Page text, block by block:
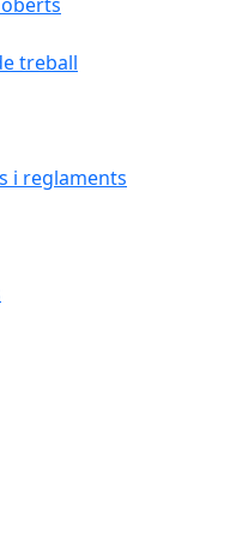
treball
i reglaments